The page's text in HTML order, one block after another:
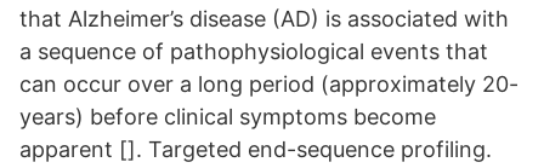
that Alzheimer’s disease (AD) is associated with
a sequence of pathophysiological events that
can occur over a long period (approximately 20-
years) before clinical symptoms become
apparent []. Targeted end-sequence profiling.